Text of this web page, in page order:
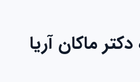
ماکان آریا